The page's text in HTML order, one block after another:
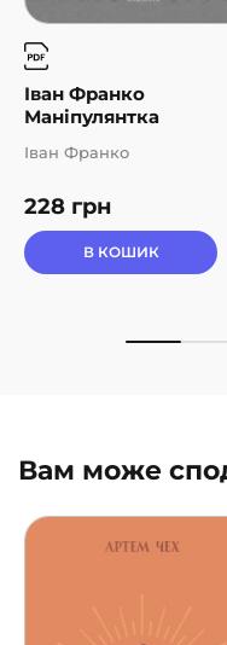
Іван Франко
Маніпулянтка
228 грн
Іван Франко
В КОШИК
Вам може